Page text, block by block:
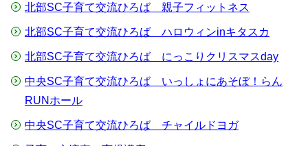
北部SC子育て交流ひろば 親子フィットネス
北部SC子育て交流ひろば ハロウィンinキタスカ
北部SC子育て交流ひろば にっこりクリスマスday
中央SC子育て交流ひろば いっしょにあそぼ！らん
RUNホール
中央SC子育て交流ひろば チャイルドヨガ